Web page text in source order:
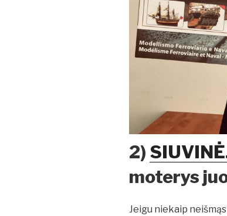
2)
moterys
Jeigu niekaip